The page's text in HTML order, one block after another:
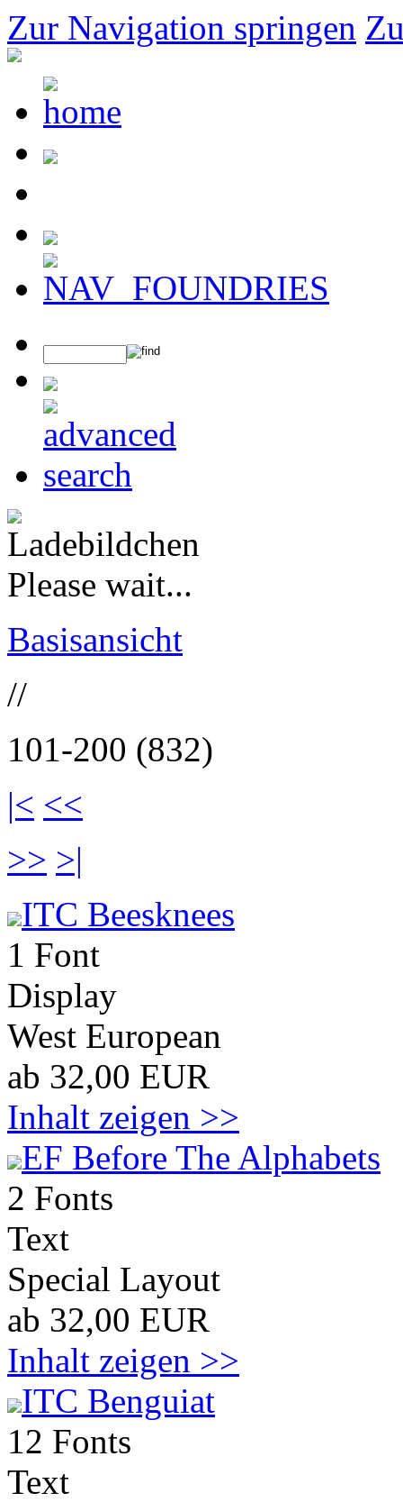
Zur Navigation springen
Please wait...
Basisansicht
//
101-200 (832)
|< <<
>> >|
ITC Beesknees
1 Font
Display
West European
ab 32,00 EUR
Inhalt zeigen >>
EF Before The Alphabets
2 Fonts
Text
Special Layout
ab 32,00 EUR
Inhalt zeigen >>
ITC Benguiat
12 Fonts
Text